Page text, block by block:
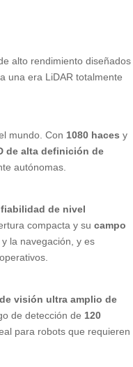
alto rendimiento diseñados
una era LiDAR totalmente
mundo. Con 1080 haces y
de alta definición de
autónomas.
fiabilidad de nivel
compacta y sucampo
la navegación, y es
visión ultra amplio de
de detección de 120
para robots que requieren